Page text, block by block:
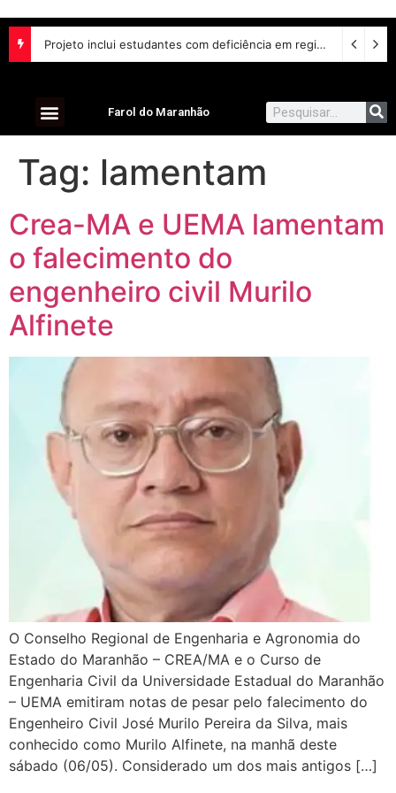
Projeto inclui estudantes com deficiência em regime escolar especial
Farol do Maranhão
Tag: lamentam
Crea-MA e UEMA lamentam
o falecimento do
engenheiro civil Murilo
Alfinete
O Conselho Regional de Engenharia e Agronomia do
Estado do Maranhão – CREA/MA e o Curso de
Engenharia Civil da Universidade Estadual do Maranhão
– UEMA emitiram notas de pesar pelo falecimento do
Engenheiro Civil José Murilo Pereira da Silva, mais
conhecido como Murilo Alfinete, na manhã deste
sábado (06/05). Considerado um dos mais antigos […]